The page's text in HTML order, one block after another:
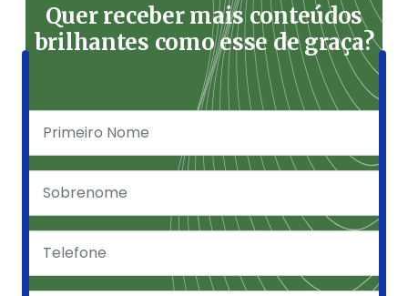
Quer receber mais conteúdos
brilhantes como esse de graça?